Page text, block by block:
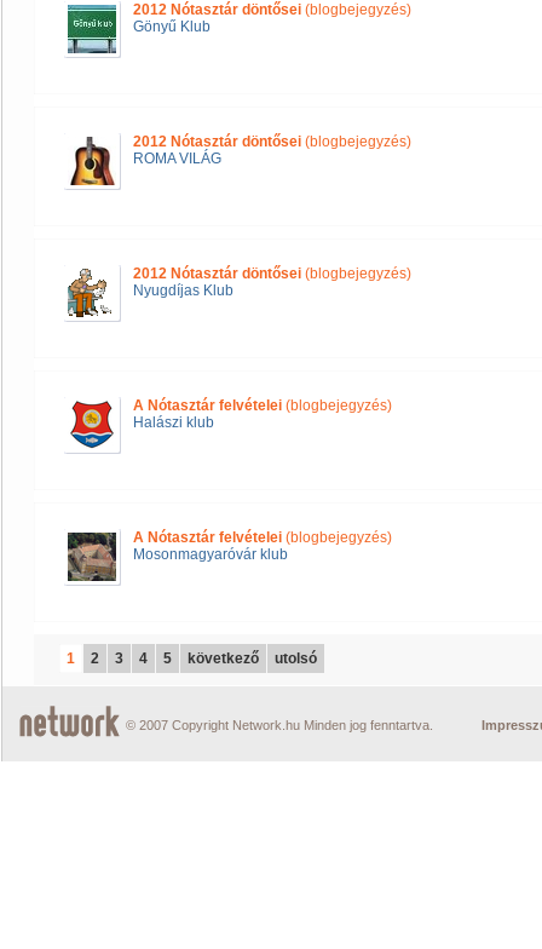
2012 Nótasztár döntősei (blogbejegyzés)
Gönyű Klub
2012 Nótasztár döntősei (blogbejegyzés)
ROMA VILÁG
2012 Nótasztár döntősei (blogbejegyzés)
Nyugdíjas Klub
A Nótasztár felvételei (blogbejegyzés)
Halászi klub
A Nótasztár felvételei (blogbejegyzés)
Mosonmagyaróvár klub
1 2 3 4 5 következő utolsó
© 2007 Copyright Network.hu Minden jog fenntartva.